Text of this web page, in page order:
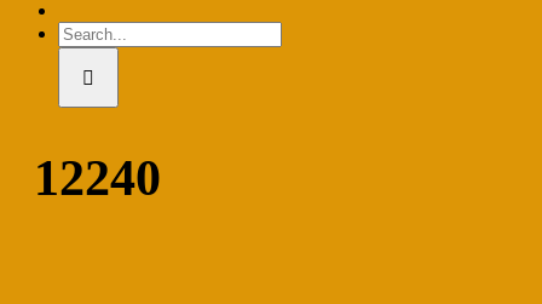
Search
for:
12240